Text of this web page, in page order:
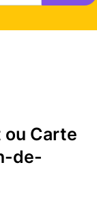
ou Carte
de-